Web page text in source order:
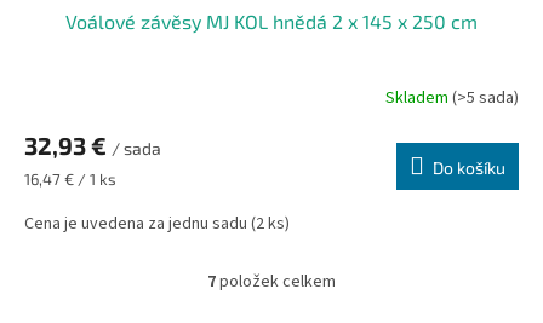
Voálové závěsy MJ KOL hnědá 2 x 145 x 250 cm
Skladem (>5 sada)
32,93 € / sada
Měrná
16,47 € / 1 ks
Do košíku
Cena je uvedena za jednu sadu (2 ks)
O
7položek celkem